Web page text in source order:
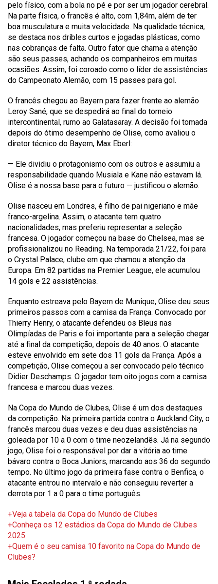
pelo físico, com a bola no pé e por ser um jogador cerebral.
Na parte física, o francês é alto, com 1,84m, além de ter
boa musculatura e muita velocidade. Na qualidade técnica,
se destaca nos dribles curtos e jogadas plásticas, como
nas cobranças de falta. Outro fator que chama a atenção
são seus passes, achando os companheiros em muitas
ocasiões. Assim, foi coroado como o líder de assistências
do Campeonato Alemão, com 15 passes para gol.
O francês chegou ao Bayern para fazer frente ao alemão
Leroy Sané, que se despedirá ao final do torneio
intercontinental, rumo ao Galatasaray. A decisão foi tomada
depois do ótimo desempenho de Olise, como avaliou o
diretor técnico do Bayern, Max Eberl:
— Ele dividiu o protagonismo com os outros e assumiu a
responsabilidade quando Musiala e Kane não estavam lá.
Olise é a nossa base para o futuro — justificou o alemão.
Olise nasceu em Londres, é filho de pai nigeriano e mãe
franco-argelina. Assim, o atacante tem quatro
nacionalidades, mas preferiu representar a seleção
francesa. O jogador começou na base do Chelsea, mas se
profissionalizou no Reading. Na temporada 21/22, foi para
o Crystal Palace, clube em que chamou a atenção da
Europa. Em 82 partidas na Premier League, ele acumulou
14 gols e 22 assistências.
Enquanto estreava pelo Bayern de Munique, Olise deu seus
primeiros passos com a camisa da França. Convocado por
Thierry Henry, o atacante defendeu os Bleus nas
Olimpíadas de Paris e foi importante para a seleção chegar
até a final da competição, depois de 40 anos. O atacante
esteve envolvido em sete dos 11 gols da França. Após a
competição, Olise começou a ser convocado pelo técnico
Didier Deschamps. O jogador tem oito jogos com a camisa
francesa e marcou duas vezes.
Na Copa do Mundo de Clubes, Olise é um dos destaques
da competição. Na primeira partida contra o Auckland City, o
francês marcou duas vezes e deu duas assistências na
goleada por 10 a 0 com o time neozelandês. Já na segundo
jogo, Olise foi o responsável por dar a vitória ao time
bávaro contra o Boca Juniors, marcando aos 36 do segundo
tempo. No último jogo da primeira fase contra o Benfica, o
atacante entrou no intervalo e não conseguiu reverter a
derrota por 1 a 0 para o time português.
+Veja a tabela da Copa do Mundo de Clubes
+Conheça os 12 estádios da Copa do Mundo de Clubes
2025
+Quem é o seu camisa 10 favorito na Copa do Mundo de
Clubes?